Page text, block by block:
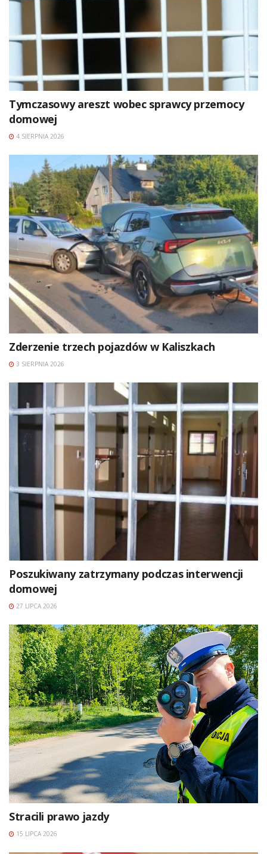
Tymczasowy areszt wobec sprawcy przemocy
domowej
4 SIERPNIA 2026
Zderzenie trzech pojazdów w Kaliszkach
3 SIERPNIA 2026
Poszukiwany zatrzymany podczas interwencji
domowej
27 LIPCA 2026
Stracili prawo jazdy
15 LIPCA 2026